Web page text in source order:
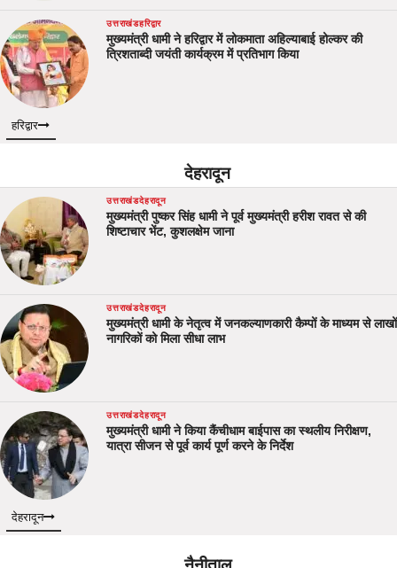
उत्तराखंडहरिद्वार
मुख्यमंत्री धामी ने हरिद्वार में लोकमाता अहिल्याबाई होल्कर की
त्रिशताब्दी जयंती कार्यक्रम में प्रतिभाग किया
हरिद्वार
देहरादून
उत्तराखंडदेहरादून
मुख्यमंत्री पुष्कर सिंह धामी ने पूर्व मुख्यमंत्री हरीश रावत से की
शिष्टाचार भेंट, कुशलक्षेम जाना
उत्तराखंडदेहरादून
मुख्यमंत्री धामी के नेतृत्व में जनकल्याणकारी कैम्पों के माध्यम से लाखों
नागरिकों को मिला सीधा लाभ
उत्तराखंडदेहरादून
मुख्यमंत्री धामी ने किया कैंचीधाम बाईपास का स्थलीय निरीक्षण,
यात्रा सीजन से पूर्व कार्य पूर्ण करने के निर्देश
देहरादून